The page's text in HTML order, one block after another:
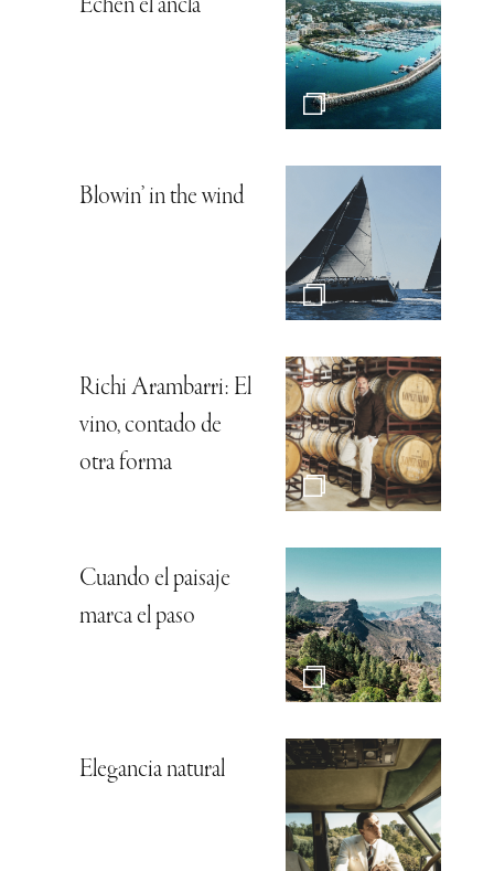
Echen el ancla
Blowin’ in the wind
Richi Arambarri: El
vino, contado de
otra forma
Cuando el paisaje
marca el paso
Elegancia natural